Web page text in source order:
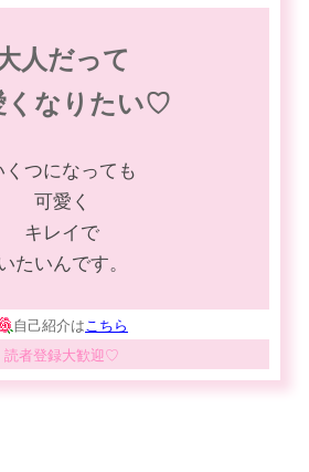
人だって
くなりたい♡
くつになっても
可愛く
キレイで
たいんです。
自己紹介はこちら
読者登録大歓迎♡